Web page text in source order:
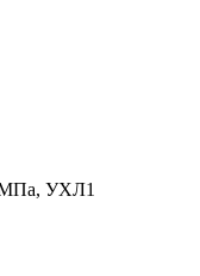
МПа, УХЛ1